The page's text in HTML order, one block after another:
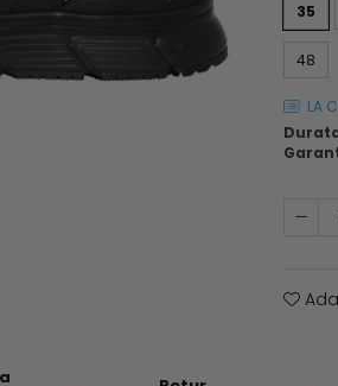
35
48
LA